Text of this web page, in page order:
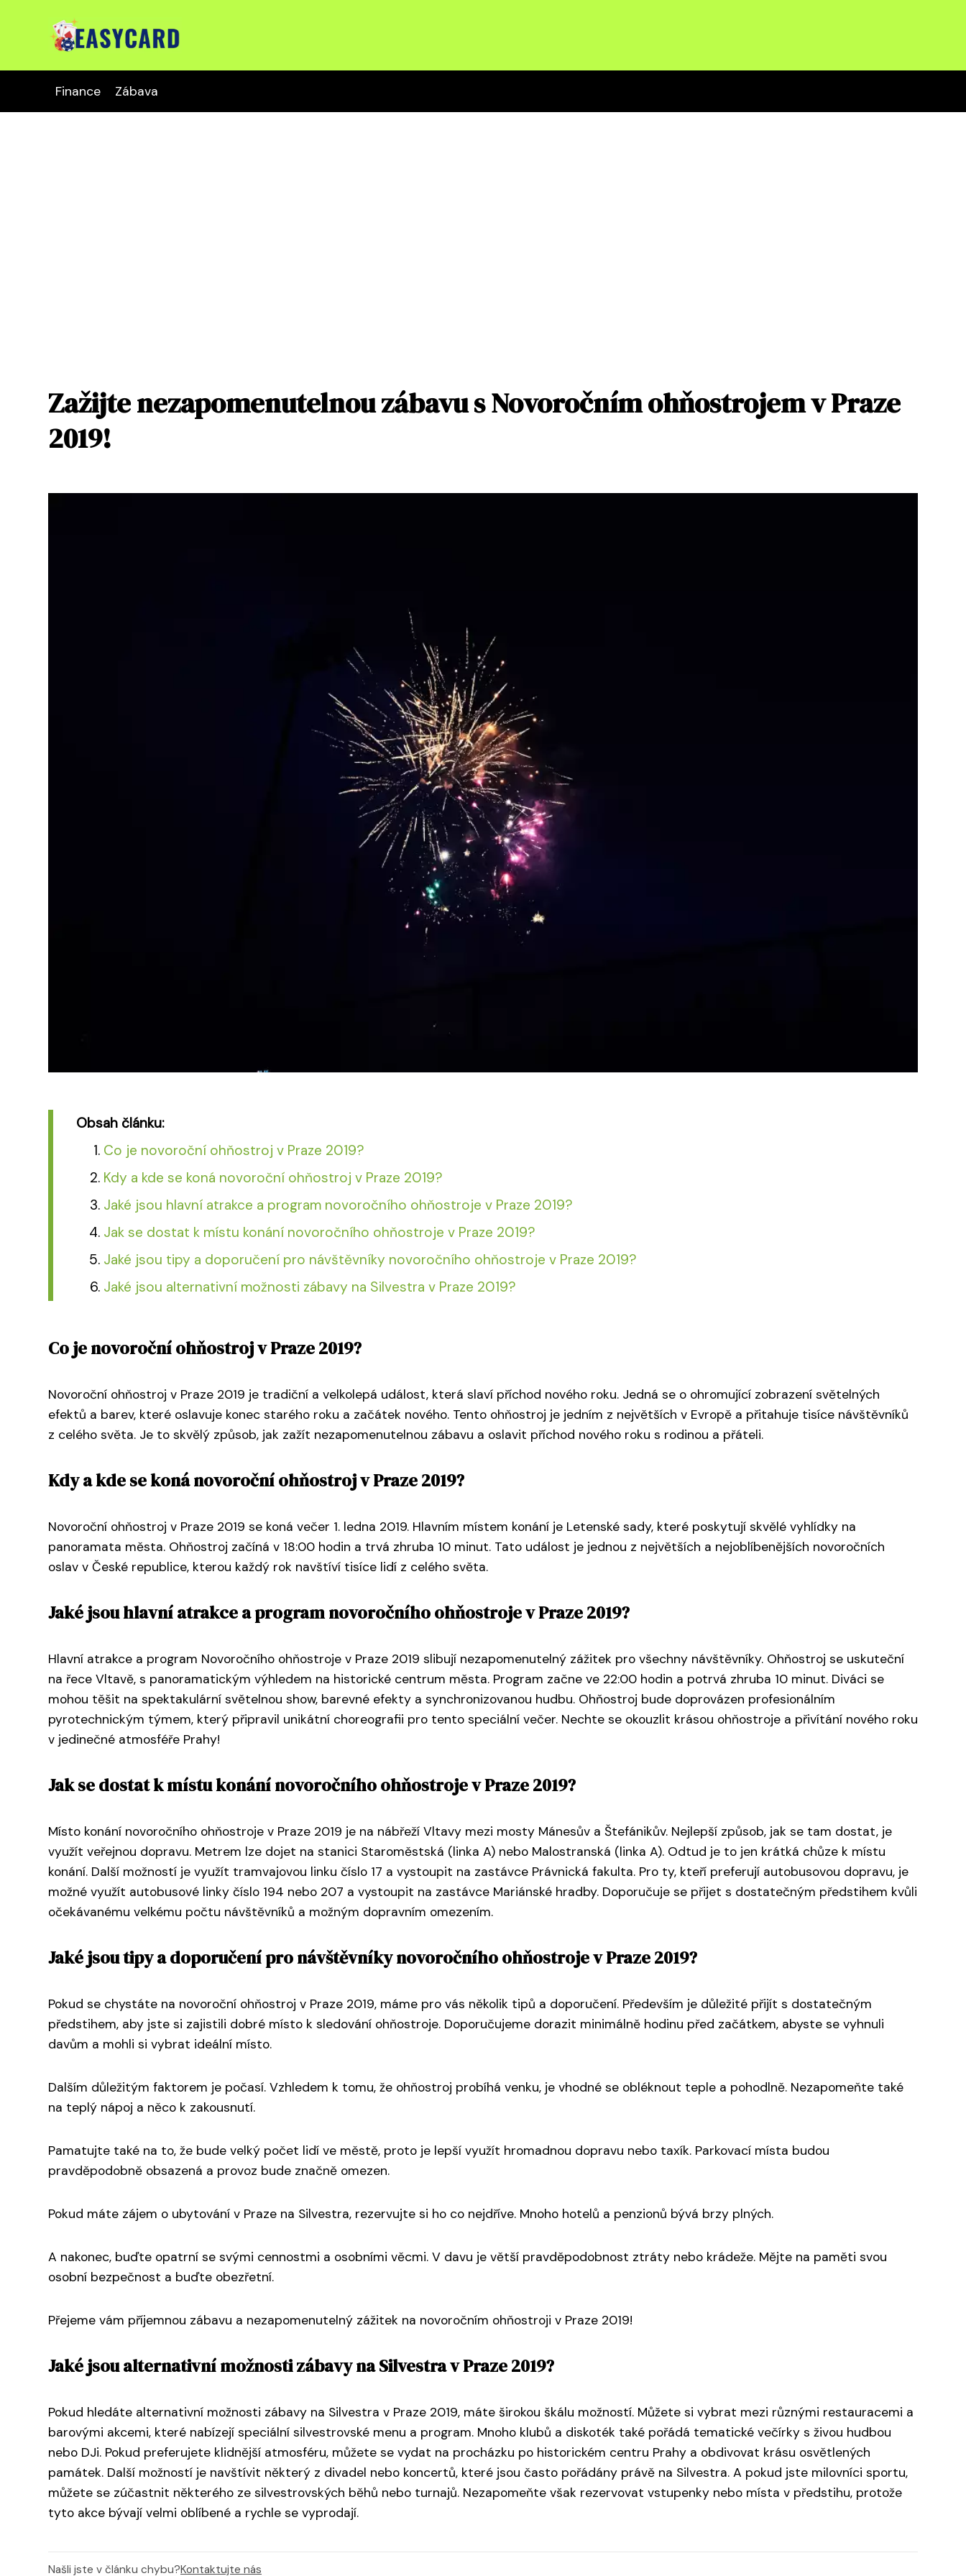
Finance Zábava
Zažijte nezapomenutelnou zábavu s Novoročním ohňostrojem v Praze
2019!
Obsah článku:
Co je novoroční ohňostroj v Praze 2019?
Kdy a kde se koná novoroční ohňostroj v Praze 2019?
Jaké jsou hlavní atrakce a program novoročního ohňostroje v Praze 2019?
Jak se dostat k místu konání novoročního ohňostroje v Praze 2019?
Jaké jsou tipy a doporučení pro návštěvníky novoročního ohňostroje v Praze 2019?
Jaké jsou alternativní možnosti zábavy na Silvestra v Praze 2019?
Co je novoroční ohňostroj v Praze 2019?
Novoroční ohňostroj v Praze 2019 je tradiční a velkolepá událost, která slaví příchod nového roku. Jedná se o ohromující zobrazení světelných
efektů a barev, které oslavuje konec starého roku a začátek nového. Tento ohňostroj je jedním z největších v Evropě a přitahuje tisíce návštěvníků
z celého světa. Je to skvělý způsob, jak zažít nezapomenutelnou zábavu a oslavit příchod nového roku s rodinou a přáteli.
Kdy a kde se koná novoroční ohňostroj v Praze 2019?
Novoroční ohňostroj v Praze 2019 se koná večer 1. ledna 2019. Hlavním místem konání je Letenské sady, které poskytují skvělé vyhlídky na
panoramata města. Ohňostroj začíná v 18:00 hodin a trvá zhruba 10 minut. Tato událost je jednou z největších a nejoblíbenějších novoročních
oslav v České republice, kterou každý rok navštíví tisíce lidí z celého světa.
Jaké jsou hlavní atrakce a program novoročního ohňostroje v Praze 2019?
Hlavní atrakce a program Novoročního ohňostroje v Praze 2019 slibují nezapomenutelný zážitek pro všechny návštěvníky. Ohňostroj se uskuteční
na řece Vltavě, s panoramatickým výhledem na historické centrum města. Program začne ve 22:00 hodin a potrvá zhruba 10 minut. Diváci se
mohou těšit na spektakulární světelnou show, barevné efekty a synchronizovanou hudbu. Ohňostroj bude doprovázen profesionálním
pyrotechnickým týmem, který připravil unikátní choreografii pro tento speciální večer. Nechte se okouzlit krásou ohňostroje a přivítání nového roku
v jedinečné atmosféře Prahy!
Jak se dostat k místu konání novoročního ohňostroje v Praze 2019?
Místo konání novoročního ohňostroje v Praze 2019 je na nábřeží Vltavy mezi mosty Mánesův a Štefánikův. Nejlepší způsob, jak se tam dostat, je
využít veřejnou dopravu. Metrem lze dojet na stanici Staroměstská (linka A) nebo Malostranská (linka A). Odtud je to jen krátká chůze k místu
konání. Další možností je využít tramvajovou linku číslo 17 a vystoupit na zastávce Právnická fakulta. Pro ty, kteří preferují autobusovou dopravu, je
možné využít autobusové linky číslo 194 nebo 207 a vystoupit na zastávce Mariánské hradby. Doporučuje se přijet s dostatečným předstihem kvůli
očekávanému velkému počtu návštěvníků a možným dopravním omezením.
Jaké jsou tipy a doporučení pro návštěvníky novoročního ohňostroje v Praze 2019?
Pokud se chystáte na novoroční ohňostroj v Praze 2019, máme pro vás několik tipů a doporučení. Především je důležité přijít s dostatečným
předstihem, aby jste si zajistili dobré místo k sledování ohňostroje. Doporučujeme dorazit minimálně hodinu před začátkem, abyste se vyhnuli
davům a mohli si vybrat ideální místo.
Dalším důležitým faktorem je počasí. Vzhledem k tomu, že ohňostroj probíhá venku, je vhodné se obléknout teple a pohodlně. Nezapomeňte také
na teplý nápoj a něco k zakousnutí.
Pamatujte také na to, že bude velký počet lidí ve městě, proto je lepší využít hromadnou dopravu nebo taxík. Parkovací místa budou
pravděpodobně obsazená a provoz bude značně omezen.
Pokud máte zájem o ubytování v Praze na Silvestra, rezervujte si ho co nejdříve. Mnoho hotelů a penzionů bývá brzy plných.
A nakonec, buďte opatrní se svými cennostmi a osobními věcmi. V davu je větší pravděpodobnost ztráty nebo krádeže. Mějte na paměti svou
osobní bezpečnost a buďte obezřetní.
Přejeme vám příjemnou zábavu a nezapomenutelný zážitek na novoročním ohňostroji v Praze 2019!
Jaké jsou alternativní možnosti zábavy na Silvestra v Praze 2019?
Pokud hledáte alternativní možnosti zábavy na Silvestra v Praze 2019, máte širokou škálu možností. Můžete si vybrat mezi různými restauracemi a
barovými akcemi, které nabízejí speciální silvestrovské menu a program. Mnoho klubů a diskoték také pořádá tematické večírky s živou hudbou
nebo DJi. Pokud preferujete klidnější atmosféru, můžete se vydat na procházku po historickém centru Prahy a obdivovat krásu osvětlených
památek. Další možností je navštívit některý z divadel nebo koncertů, které jsou často pořádány právě na Silvestra. A pokud jste milovníci sportu,
můžete se zúčastnit některého ze silvestrovských běhů nebo turnajů. Nezapomeňte však rezervovat vstupenky nebo místa v předstihu, protože
tyto akce bývají velmi oblíbené a rychle se vyprodají.
Našli jste v článku chybu?Kontaktujte nás